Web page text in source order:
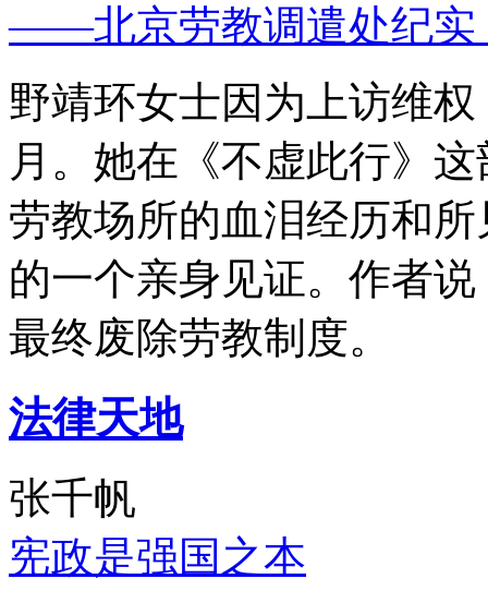
——北京劳教调遣处纪实
野靖环女士因为上访维
月。她在《不虚此行》
劳教场所的血泪经历和
的一个亲身见证。作者
最终废除劳教制度。
法律天地
张千帆
宪政是强国之本